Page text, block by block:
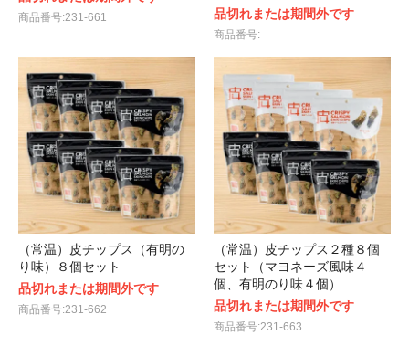
商品番号:231-661
品切れまたは期間外です
商品番号:
（常温）皮チップス（有明の
り味）８個セット
品切れまたは期間外です
商品番号:231-662
（常温）皮チップス２種８個
セット（マヨネーズ風味４
個、有明のり味４個）
品切れまたは期間外です
商品番号:231-663